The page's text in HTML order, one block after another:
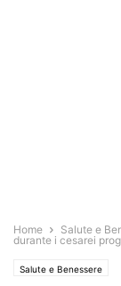
Home Salute e
durante i cesarei
Salute e Benessere